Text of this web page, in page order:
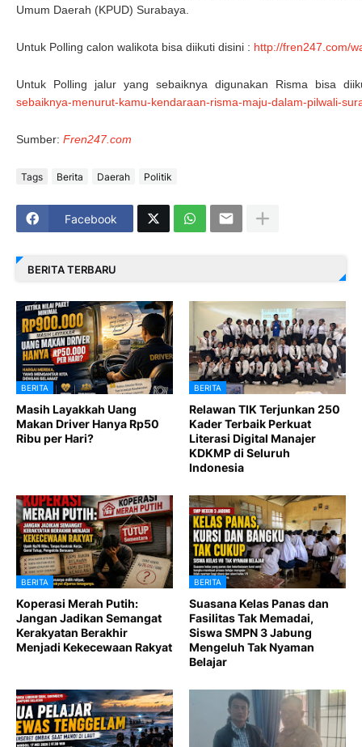
Umum Daerah (KPUD) Surabaya.
Untuk Polling calon walikota bisa diikuti disini : http://fren247.com/
Untuk Polling jalur yang sebaiknya digunakan Risma bisa
sebaiknya-menurut-kamu-kendaraan-risma-maju-dalam-pilwali-
Sumber: Fren247.com
Tags Berita Daerah Politik
Facebook
BERITA TERBARU
BERITA
Masih Layakkah Uang
Makan Driver Hanya Rp50
Ribu per Hari?
BERITA
Relawan TIK Terjunkan 250
Kader Terbaik Perkuat
Literasi Digital Manajer
KDKMP di Seluruh
Indonesia
BERITA
Koperasi Merah Putih:
Jangan Jadikan Semangat
Kerakyatan Berakhir
Menjadi Kekecewaan Rakyat
BERITA
Suasana Kelas Panas dan
Fasilitas Tak Memadai,
Siswa SMPN 3 Jabung
Mengeluh Tak Nyaman
Belajar